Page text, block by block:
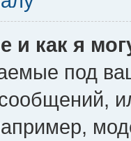
и как я
под